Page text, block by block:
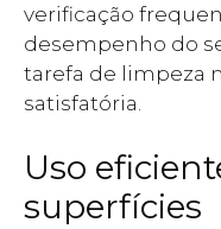
verificação
desempenho do
tarefa de limpeza
satisfatória.
Uso
superfícies